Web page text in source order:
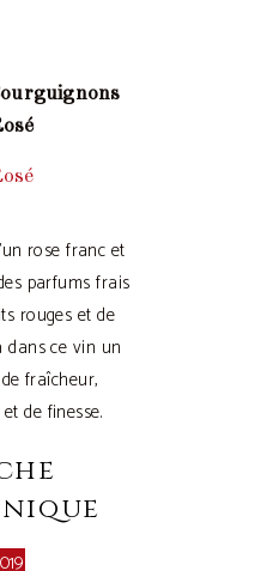
rose franc et
parfums frais
rouges et de
dans ce vin un
fraîcheur,
de finesse.